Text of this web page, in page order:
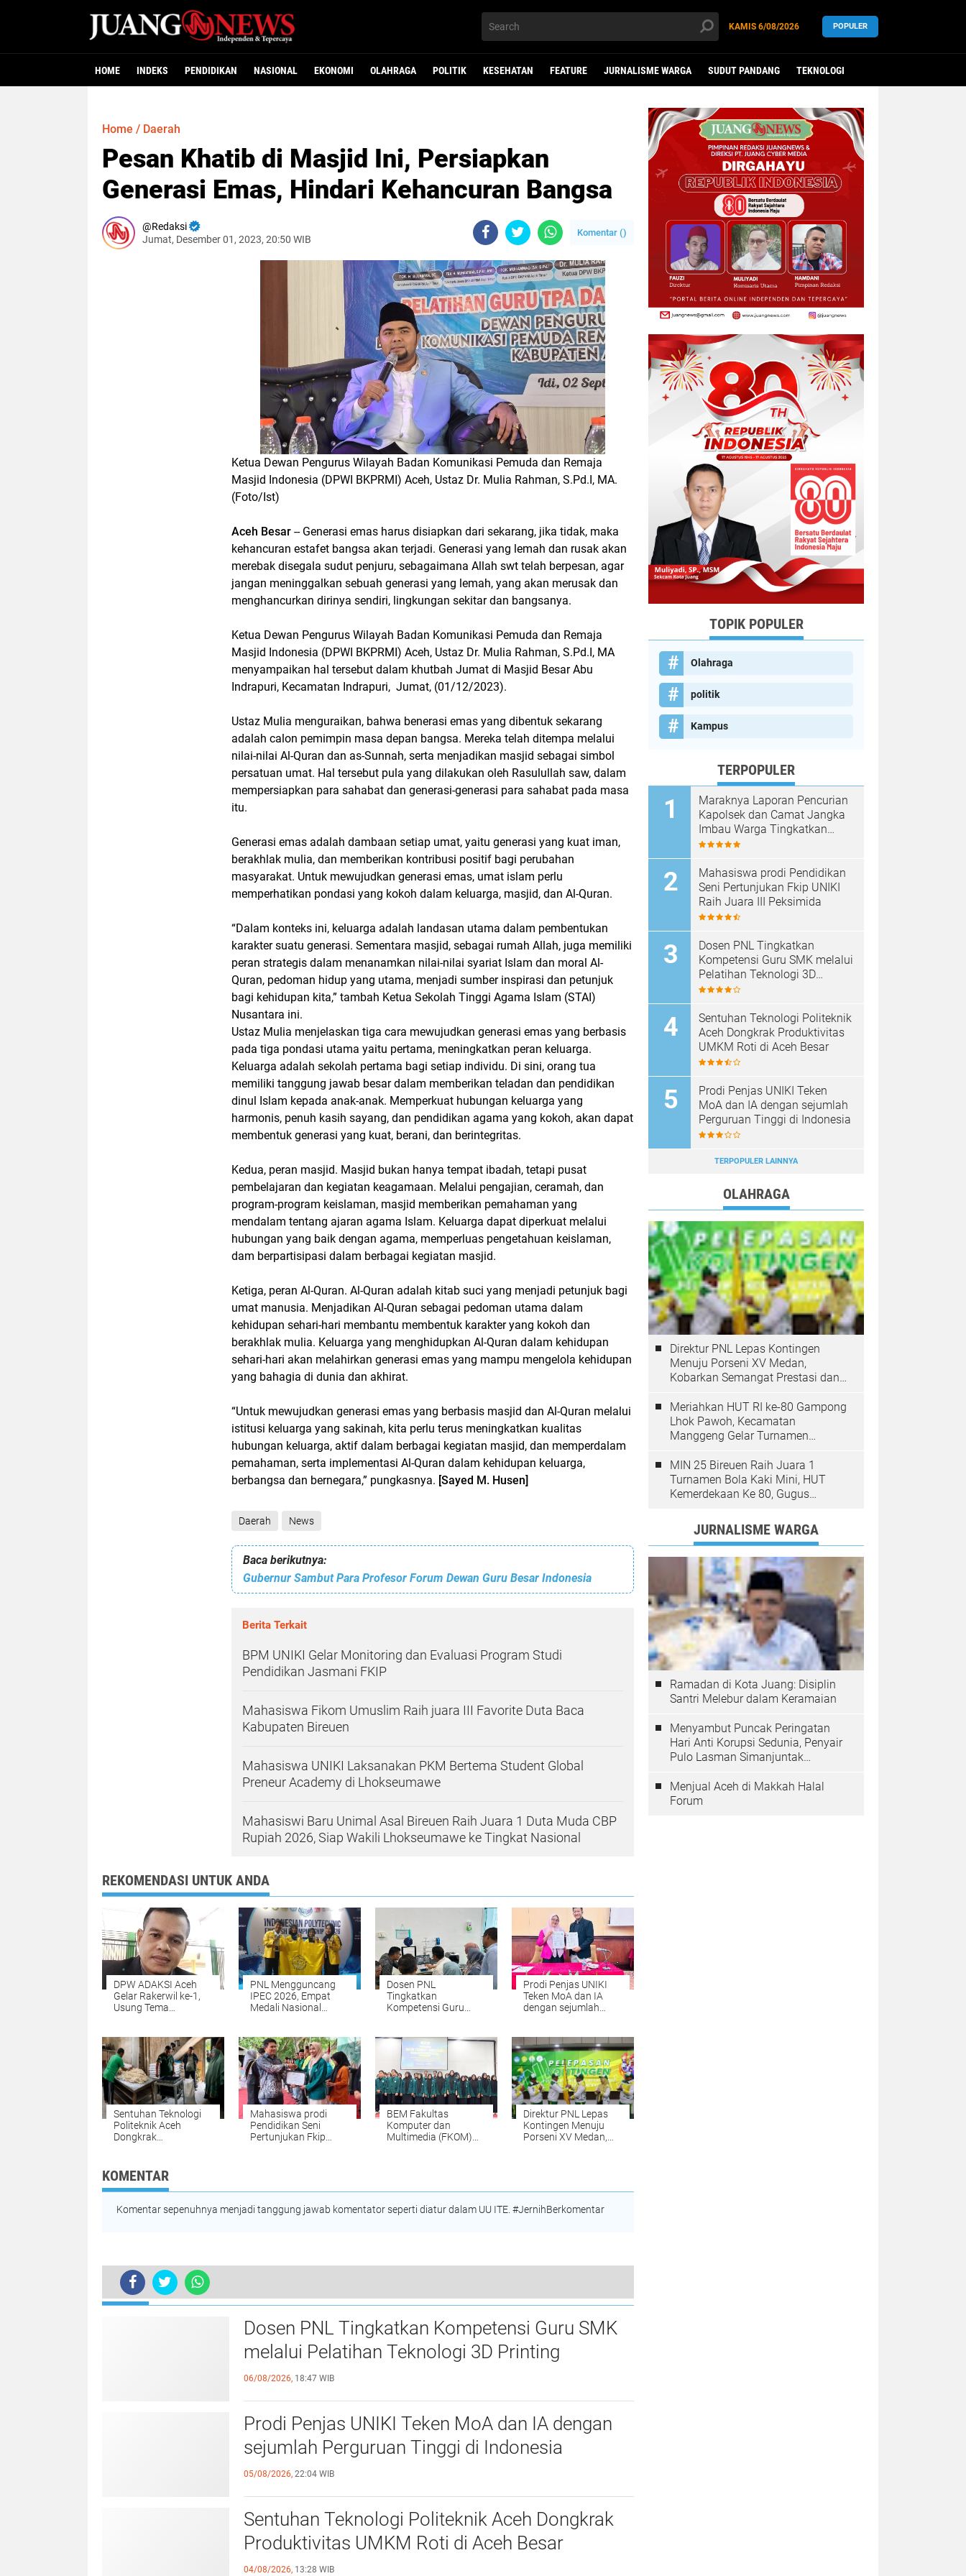
KAMIS 6/08/2026 POPULER
HOME INDEKS PENDIDIKAN NASIONAL EKONOMI OLAHRAGA POLITIK KESEHATAN FEATURE JURNALISME WARGA SUDUT PANDANG TEKNOLOGI
Home / Daerah
Pesan Khatib di Masjid Ini, Persiapkan
Generasi Emas, Hindari Kehancuran Bangsa
Redaksi
Jumat, Desember 01, 2023, 20:50 WIB
Komentar ()
Ketua Dewan Pengurus Wilayah Badan Komunikasi Pemuda dan Remaja
Masjid Indonesia (DPWI BKPRMI) Aceh, Ustaz Dr. Mulia Rahman, S.Pd.I, MA.
(Foto/Ist)
Aceh Besar -- Generasi emas harus disiapkan dari sekarang, jika tidak, maka
kehancuran estafet bangsa akan terjadi. Generasi yang lemah dan rusak akan
merebak disegala sudut penjuru, sebagaimana Allah swt telah berpesan, agar
jangan meninggalkan sebuah generasi yang lemah, yang akan merusak dan
menghancurkan dirinya sendiri, lingkungan sekitar dan bangsanya.
Ketua Dewan Pengurus Wilayah Badan Komunikasi Pemuda dan Remaja
Masjid Indonesia (DPWI BKPRMI) Aceh, Ustaz Dr. Mulia Rahman, S.Pd.I, MA
menyampaikan hal tersebut dalam khutbah Jumat di Masjid Besar Abu
Indrapuri, Kecamatan Indrapuri, Jumat, (01/12/2023).
Ustaz Mulia menguraikan, bahwa benerasi emas yang dibentuk sekarang
adalah calon pemimpin masa depan bangsa. Mereka telah ditempa melalui
nilai-nilai Al-Quran dan as-Sunnah, serta menjadikan masjid sebagai simbol
persatuan umat. Hal tersebut pula yang dilakukan oleh Rasulullah saw, dalam
mempersiapkan para sahabat dan generasi-generasi para sahabat pada masa
itu.
Generasi emas adalah dambaan setiap umat, yaitu generasi yang kuat iman,
berakhlak mulia, dan memberikan kontribusi positif bagi perubahan
masyarakat. Untuk mewujudkan generasi emas, umat islam perlu
memperhatikan pondasi yang kokoh dalam keluarga, masjid, dan Al-Quran.
“Dalam konteks ini, keluarga adalah landasan utama dalam pembentukan
karakter suatu generasi. Sementara masjid, sebagai rumah Allah, juga memiliki
peran strategis dalam menanamkan nilai-nilai syariat Islam dan moral Al-
Quran, pedoman hidup yang utama, menjadi sumber inspirasi dan petunjuk
bagi kehidupan kita,” tambah Ketua Sekolah Tinggi Agama Islam (STAI)
Nusantara ini.
Ustaz Mulia menjelaskan tiga cara mewujudkan generasi emas yang berbasis
pada tiga pondasi utama yaitu pertama, meningkatkan peran keluarga.
Keluarga adalah sekolah pertama bagi setiap individu. Di sini, orang tua
memiliki tanggung jawab besar dalam memberikan teladan dan pendidikan
dinul Islam kepada anak-anak. Memperkuat hubungan keluarga yang
harmonis, penuh kasih sayang, dan pendidikan agama yang kokoh, akan dapat
membentuk generasi yang kuat, berani, dan berintegritas.
Kedua, peran masjid. Masjid bukan hanya tempat ibadah, tetapi pusat
pembelajaran dan kegiatan keagamaan. Melalui pengajian, ceramah, dan
program-program keislaman, masjid memberikan pemahaman yang
mendalam tentang ajaran agama Islam. Keluarga dapat diperkuat melalui
hubungan yang baik dengan agama, memperluas pengetahuan keislaman,
dam berpartisipasi dalam berbagai kegiatan masjid.
Ketiga, peran Al-Quran. Al-Quran adalah kitab suci yang menjadi petunjuk bagi
umat manusia. Menjadikan Al-Quran sebagai pedoman utama dalam
kehidupan sehari-hari membantu membentuk karakter yang kokoh dan
berakhlak mulia. Keluarga yang menghidupkan Al-Quran dalam kehidupan
sehari-hari akan melahirkan generasi emas yang mampu mengelola kehidupan
yang bahagia di dunia dan akhirat.
“Untuk mewujudkan generasi emas yang berbasis masjid dan Al-Quran melalui
istitusi keluarga yang sakinah, kita perlu terus meningkatkan kualitas
hubungan keluarga, aktif dalam berbagai kegiatan masjid, dan memperdalam
pemahaman, serta implementasi Al-Quran dalam kehidupan keluarga,
berbangsa dan bernegara,” pungkasnya. [Sayed M. Husen]
Daerah News
Baca berikutnya:
Gubernur Sambut Para Profesor Forum Dewan Guru Besar Indonesia
Berita Terkait
BPM UNIKI Gelar Monitoring dan Evaluasi Program Studi
Pendidikan Jasmani FKIP
Mahasiswa Fikom Umuslim Raih juara III Favorite Duta Baca
Kabupaten Bireuen
Mahasiswa UNIKI Laksanakan PKM Bertema Student Global
Preneur Academy di Lhokseumawe
Mahasiswi Baru Unimal Asal Bireuen Raih Juara 1 Duta Muda CBP
Rupiah 2026, Siap Wakili Lhokseumawe ke Tingkat Nasional
REKOMENDASI UNTUK ANDA
DPW ADAKSI Aceh
Gelar Rakerwil ke-1,
Usung Tema
Organisasi
PNL Mengguncang
IPEC 2026, Empat
Medali Nasional
Dosen PNL
Tingkatkan
Kompetensi Guru
Prodi Penjas UNIKI
Teken MoA dan IA
dengan sejumlah
Sentuhan Teknologi
Politeknik Aceh
Dongkrak
Mahasiswa prodi
Pendidikan Seni
Pertunjukan Fkip
BEM Fakultas
Komputer dan
Multimedia (FKOM)
Direktur PNL Lepas
Kontingen Menuju
Porseni XV Medan,
KOMENTAR
Komentar sepenuhnya menjadi tanggung jawab komentator seperti diatur dalam UU ITE. #JernihBerkomentar
Pesan Khatib di Masjid Ini, Persiapkan Generasi Emas, Hindari Kehancuran Bangsa
TERKINI
Dosen PNL Tingkatkan Kompetensi Guru SMK
melalui Pelatihan Teknologi 3D Printing
06/08/2026, 18:47 WIB
Prodi Penjas UNIKI Teken MoA dan IA dengan
sejumlah Perguruan Tinggi di Indonesia
05/08/2026, 22:04 WIB
Sentuhan Teknologi Politeknik Aceh Dongkrak
Produktivitas UMKM Roti di Aceh Besar
04/08/2026, 13:28 WIB
TOPIK POPULER
Olahraga
politik
Kampus
TERPOPULER
Maraknya Laporan Pencurian
Kapolsek dan Camat Jangka
Imbau Warga Tingkatkan
Kewaspadaan
Mahasiswa prodi Pendidikan
Seni Pertunjukan Fkip UNIKI
Raih Juara III Peksimida
Dosen PNL Tingkatkan
Kompetensi Guru SMK melalui
Pelatihan Teknologi 3D
Printing
Sentuhan Teknologi Politeknik
Aceh Dongkrak Produktivitas
UMKM Roti di Aceh Besar
Prodi Penjas UNIKI Teken
MoA dan IA dengan sejumlah
Perguruan Tinggi di Indonesia
TERPOPULER LAINNYA
OLAHRAGA
Direktur PNL Lepas Kontingen
Menuju Porseni XV Medan,
Kobarkan Semangat Prestasi dan
Meriahkan HUT RI ke-80 Gampong
Lhok Pawoh, Kecamatan
Manggeng Gelar Turnamen
MIN 25 Bireuen Raih Juara 1
Turnamen Bola Kaki Mini, HUT
Kemerdekaan Ke 80, Gugus
JURNALISME WARGA
Ramadan di Kota Juang: Disiplin
Santri Melebur dalam Keramaian
Menyambut Puncak Peringatan
Hari Anti Korupsi Sedunia, Penyair
Pulo Lasman Simanjuntak
Korupsi di Indonesia
Menjual Aceh di Makkah Halal
Forum